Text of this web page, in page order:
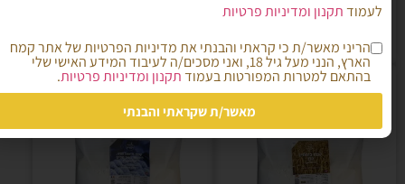
הוספה לסל
לעמודתקנון ומדיניות פרטיות
הריני מאשר/ת כי קראתי והבנתי את מדיניות הפרטיות של אתר קמח
הארץ, הנני מעל גיל 18, ואני מסכים/ה לעיבוד המידע האישי שלי
בהתאם למטרות המפורטות בעמודתקנון ומדיניות פרטיות.
מאשר/ת שקראתי והבנתי